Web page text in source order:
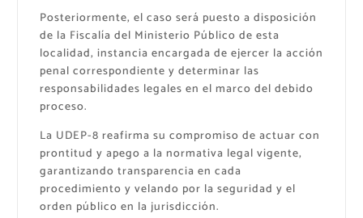
Posteriormente, el caso será puesto a disposición
de la Fiscalía del Ministerio Público de esta
localidad, instancia encargada de ejercer la acción
penal correspondiente y determinar las
responsabilidades legales en el marco del debido
proceso.
La UDEP-8 reafirma su compromiso de actuar con
prontitud y apego a la normativa legal vigente,
garantizando transparencia en cada
procedimiento y velando por la seguridad y el
orden público en la jurisdicción.